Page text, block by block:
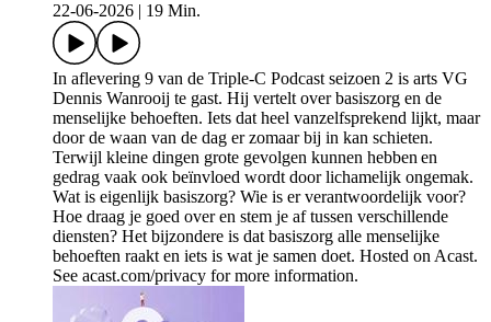
22-06-2026
19 Min.
In aflevering 9 van de Triple-C Podcast seizoen 2 is arts VG
Dennis Wanrooij te gast. Hij vertelt over basiszorg en de
menselijke behoeften. Iets dat heel vanzelfsprekend lijkt, maar
door de waan van de dag er zomaar bij in kan schieten.
Terwijl kleine dingen grote gevolgen kunnen hebben en
gedrag vaak ook beïnvloed wordt door lichamelijk ongemak.
Wat is eigenlijk basiszorg? Wie is er verantwoordelijk voor?
Hoe draag je goed over en stem je af tussen verschillende
diensten? Het bijzondere is dat basiszorg alle menselijke
behoeften raakt en iets is wat je samen doet. Hosted on Acast.
See acast.com/privacy for more information.